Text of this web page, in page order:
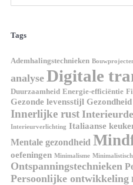
Tags
Ademhalingstechnieken
analyse Digitale
Duurzaamheid Energie-efficiëntie
Gezonde levensstijl Gezondheid
Innerlijke rust
Interieurverlichting Italiaanse
Mentale gezondheid
oefeningen Minimalisme
Ontspanningstechnieken
Persoonlijke ontwikkeling